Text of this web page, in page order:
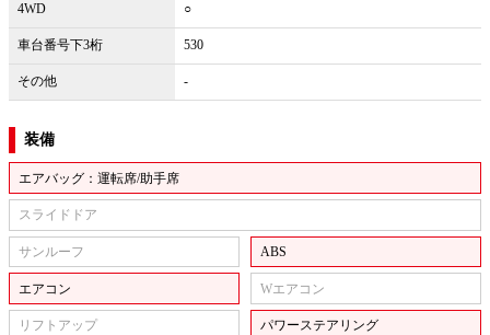
4WD ○
車台番号下3桁 530
その他 -
装備
エアバッグ：運転席/助手席
スライドドア
サンルーフ ABS
エアコン Wエアコン
リフトアップ パワーステアリング